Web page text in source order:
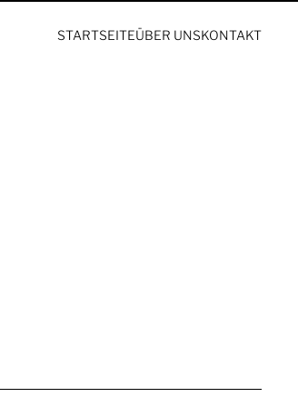
STARTSEITEÜBER UNSKONTAKT